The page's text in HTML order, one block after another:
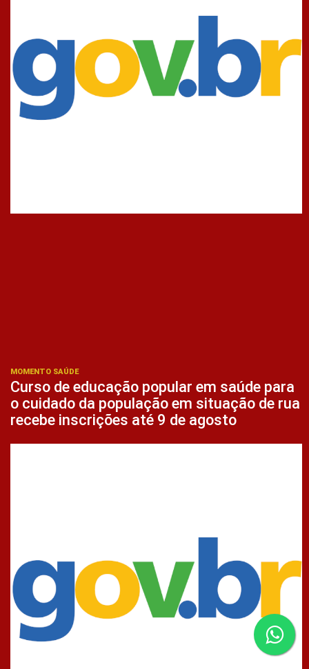
MOMENTO SAÚDE
Curso de educação popular em saúde para
o cuidado da população em situação de rua
recebe inscrições até 9 de agosto